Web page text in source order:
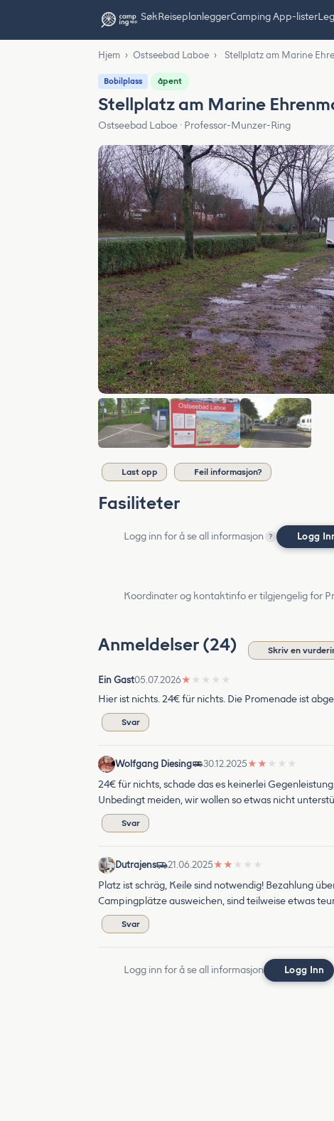
SøkReiseplanleggerCamping App-lister
Hjem › Ostseebad Laboe › Stellplatz am Marine
Bobilplass åpent
Stellplatz am Marine
Ostseebad Laboe · Professor-Munzer-Ring
Last opp Feil informasjon?
Fasiliteter
Logg inn for å se all informasjon ? Logg
Koordinater og kontaktinfo er tilgjengelig for
Anmeldelser (24) Skriv en
Ein Gast05.07.2026★ ★ ★ ★ ★
Hier ist nichts. 24€ für nichts. Die Promenade ist
Svar
Wolfgang Diesing 30.12.2025★ ★ ★ ★ ★
24€ für nichts, schade das es keinerlei
Unbedingt meiden, wir wollen so etwas nicht
Svar
Dutrajens 21.06.2025★ ★ ★ ★ ★
Platz ist schräg, Keile sind notwendig! Bezahlung
Campingplätze ausweichen, sind teilweise etwas
Svar
Logg inn for å se all informasjon Logg Inn